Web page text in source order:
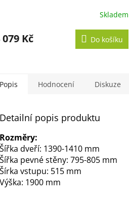
Skladem
079 Kč Do košíku
Popis Hodnocení Diskuze
Detailní popis produktu
Rozměry:
Šířka dveří: 1390-1410 mm
Šířka pevné stěny: 795-805 mm
Šírka vstupu: 515 mm
Výška: 1900 mm